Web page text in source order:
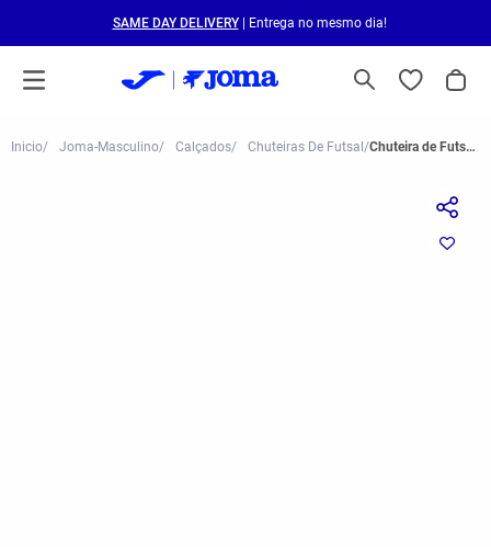
SAME DAY DELIVERY| Entrega no mesmo dia!
Joma-Masculino Calçados Chuteiras De Futsal Chuteira de Futsal Joma Dribling Masculina Verde e Azul Royal